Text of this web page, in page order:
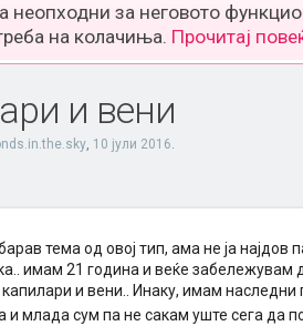
неопходни за неговото
на колачиња. Прочитај
и вени
, 10 јули 2016.
тема од овој тип, ама не ја
имам 21 година и веќе забележувам
и вени.. Инаку, имам
и млада сум па не сакам уште сега да